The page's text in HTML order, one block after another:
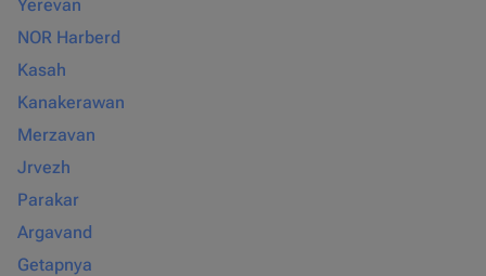
Yerevan
NOR Harberd
Kasah
Kanakerawan
Merzavan
Jrvezh
Parakar
Argavand
Getapnya